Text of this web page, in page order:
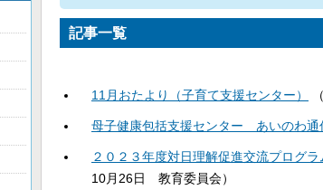
記事一覧
11月おたより（子育て支援センター） （
母子健康包括支援センター あいのわ通
２０２３年度対日理解促進交流プログ
10月26日
教育委員会）